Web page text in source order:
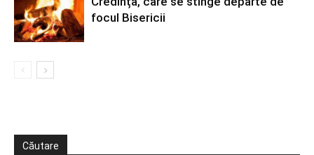
focul Bisericii
Căutare